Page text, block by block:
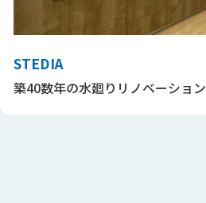
STEDIA
築40数年の水廻りリノベーション